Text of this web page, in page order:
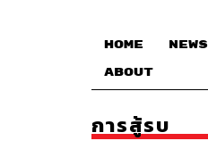
HOME NEWS
ABOUT
การสู้รบ